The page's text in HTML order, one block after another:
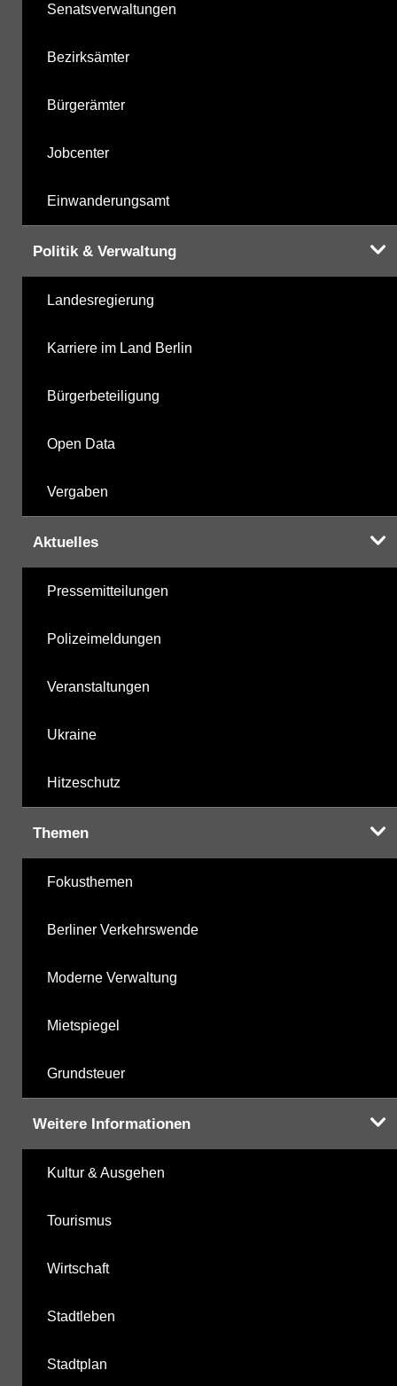
Senatsverwaltungen
Bezirksämter
Bürgerämter
Jobcenter
Einwanderungsamt
Politik & Verwaltung
Landesregierung
Karriere im Land Berlin
Bürgerbeteiligung
Open Data
Vergaben
Aktuelles
Pressemitteilungen
Polizeimeldungen
Veranstaltungen
Ukraine
Hitzeschutz
Themen
Fokusthemen
Berliner Verkehrswende
Moderne Verwaltung
Mietspiegel
Grundsteuer
Weitere Informationen
Kultur & Ausgehen
Tourismus
Wirtschaft
Stadtleben
Stadtplan